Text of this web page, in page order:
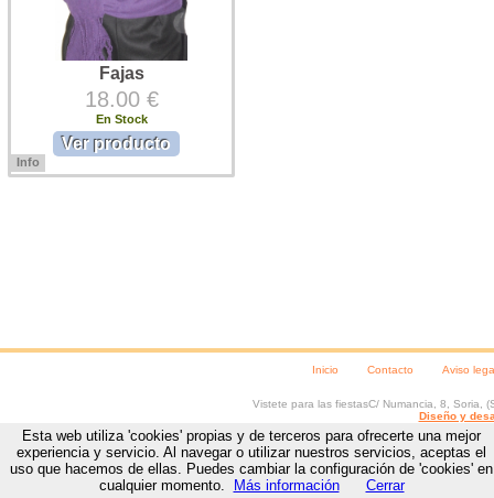
Fajas
18.00 €
En Stock
Ver producto
Info
Fajas para traje regional. Fajas
Inicio Contacto Aviso
Vistete para las fiestasC/ Numancia, 8 Soria , (
Diseño y
Esta web utiliza 'cookies' propias y de terceros para ofrecerte una mejor
experiencia y servicio. Al navegar o utilizar nuestros servicios, aceptas el
uso que hacemos de ellas. Puedes cambiar la configuración de 'cookies' en
cualquier momento.
Más información Cerrar